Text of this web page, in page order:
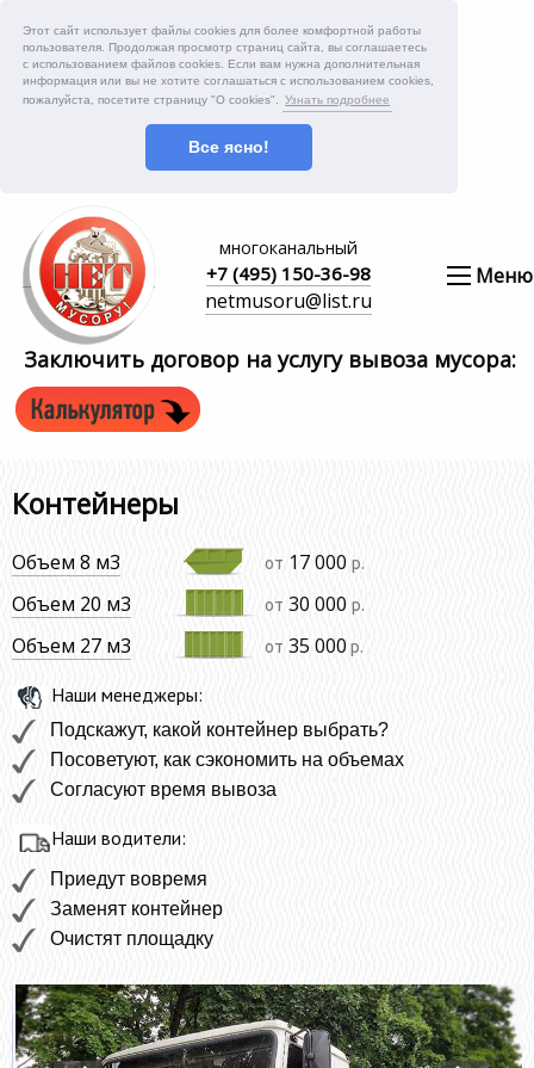
Этот сайт использует файлы cookies для более комфортной работы
пользователя. Продолжая просмотр страниц сайта, вы соглашаетесь
с использованием файлов cookies. Если вам нужна дополнительная
информация или вы не хотите соглашаться с использованием cookies,
пожалуйста, посетите страницу "О cookies".
Узнать подробнее
Все ясно!
многоканальный
+7 (495) 150-36-98
netmusoru@list.ru
Меню
Заключить договор на услугу вывоза мусора:
Контейнеры
Объем 8 м3 от 17 000р.
Объем 20 м3 от 30 000р.
Объем 27 м3 от 35 000 р.
Наши менеджеры:
Подскажут, какой контейнер выбрать?
Посоветуют, как сэкономить на объемах
Согласуют время вывоза
Наши водители:
Приедут вовремя
Заменят контейнер
Очистят площадку